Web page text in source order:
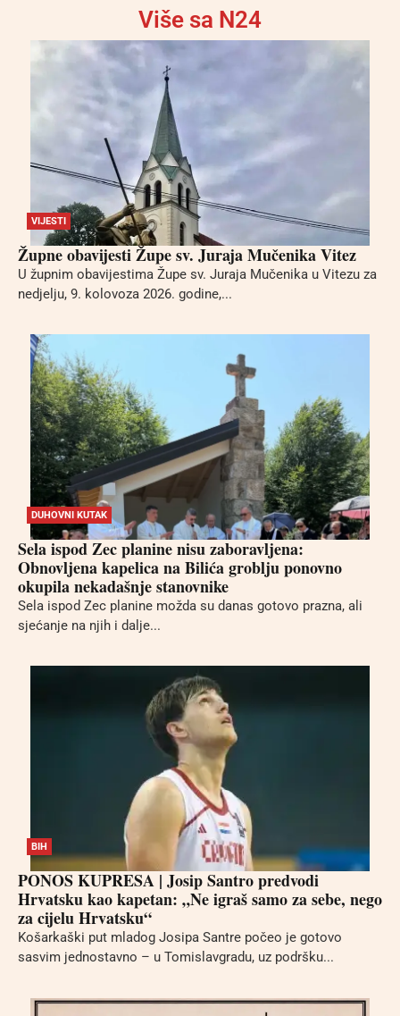
Više sa N24
VIJESTI
Župne obavijesti Župe sv. Juraja Mučenika Vitez
U župnim obavijestima Župe sv. Juraja Mučenika u Vitezu za
nedjelju, 9. kolovoza 2026. godine,...
DUHOVNI KUTAK
Sela ispod Zec planine nisu zaboravljena:
Obnovljena kapelica na Bilića groblju ponovno
okupila nekadašnje stanovnike
Sela ispod Zec planine možda su danas gotovo prazna, ali
sjećanje na njih i dalje...
BIH
PONOS KUPRESA | Josip Santro predvodi
Hrvatsku kao kapetan: „Ne igraš samo za sebe, nego
za cijelu Hrvatsku“
Košarkaški put mladog Josipa Santre počeo je gotovo
sasvim jednostavno – u Tomislavgradu, uz podršku...